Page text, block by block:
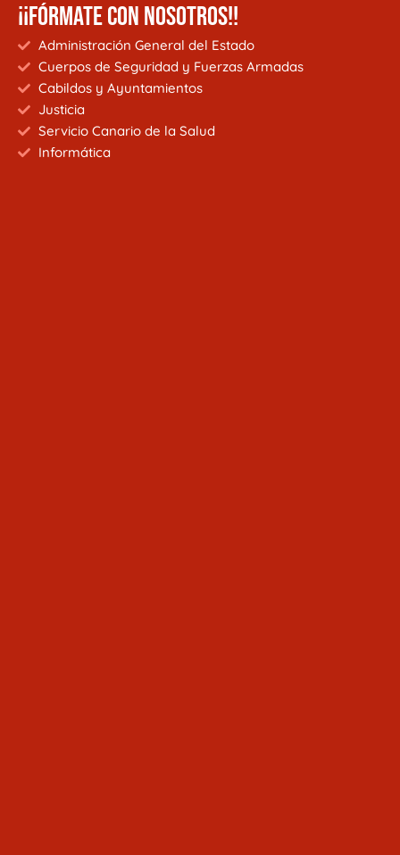
¡¡FÓRMATE CON NOSOTROS!!
Administración General del Estado
Cuerpos de Seguridad y Fuerzas Armadas
Cabildos y Ayuntamientos
Justicia
Servicio Canario de la Salud
Informática